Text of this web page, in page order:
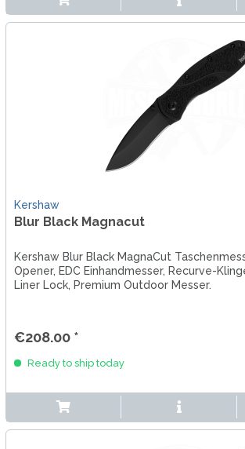
Kershaw
Blur Black Magnacut
Kershaw Blur Black MagnaCut
Opener, EDC Einhandmesser, Recurve-
Liner Lock, Premium Outdoor Messer.
€208.00 *
Ready to ship today